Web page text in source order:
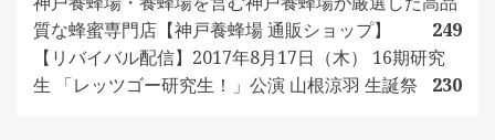
質な蜂蜜専門店【神戸養蜂場 通販ショップ】
249
【リバイバル配信】2017年8月17日（木） 16期研究
生 「レッツゴー研究生！」公演 山根涼羽 生誕祭
230